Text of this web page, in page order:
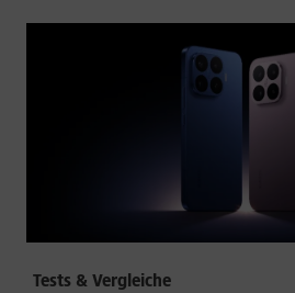
Tests & Vergleiche